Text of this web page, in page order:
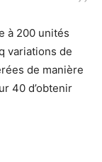
à 200 unités
variations de
de manière
40 d’obtenir